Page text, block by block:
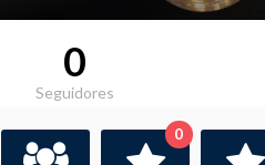
0
Seguidores
0